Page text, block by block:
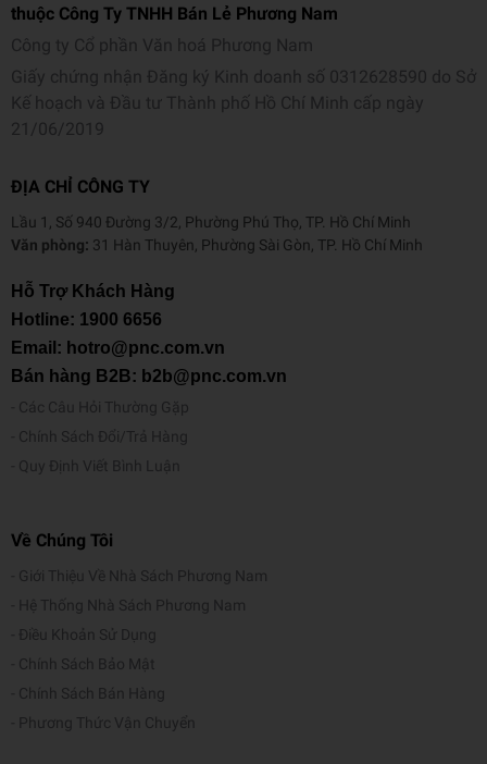
thuộc Công Ty TNHH Bán Lẻ Phương Nam
Công ty Cổ phần Văn hoá Phương Nam
Giấy chứng nhận Đăng ký Kinh doanh số 0312628590 do Sở
Kế hoạch và Đầu tư Thành phố Hồ Chí Minh cấp ngày
21/06/2019
ĐỊA CHỈ CÔNG TY
Lầu 1, Số 940 Đường 3/2, Phường Phú Thọ, TP. Hồ Chí Minh
Văn phòng: 31 Hàn Thuyên, Phường Sài Gòn, TP. Hồ Chí Minh
Hỗ Trợ Khách Hàng
Hotline: 1900 6656
Email: hotro@pnc.com.vn
Bán hàng B2B: b2b@pnc.com.vn
Các Câu Hỏi Thường Gặp
Chính Sách Đổi/Trả Hàng
Quy Định Viết Bình Luận
Về Chúng Tôi
Giới Thiệu Về Nhà Sách Phương Nam
Hệ Thống Nhà Sách Phương Nam
Điều Khoản Sử Dụng
Chính Sách Bảo Mật
Chính Sách Bán Hàng
Phương Thức Vận Chuyển